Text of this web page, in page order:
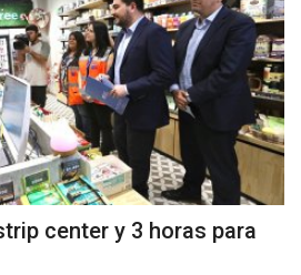
center y 3 horas para